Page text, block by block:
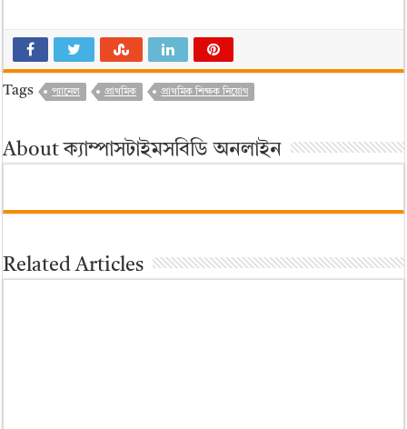
Tags প্যানেল প্রাথমিক প্রাথমিক শিক্ষক নিয়োগ
About ক্যাম্পাসটাইমসবিডি অনলাইন
Related Articles